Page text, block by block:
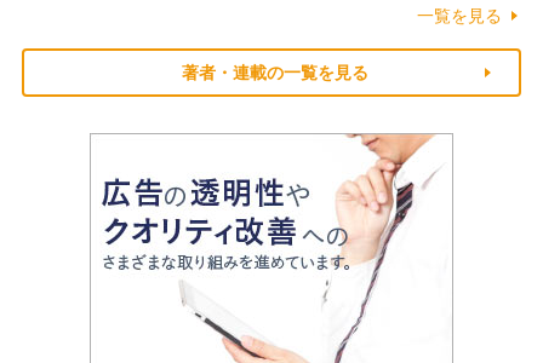
一覧を見る
著者・連載の一覧を見る